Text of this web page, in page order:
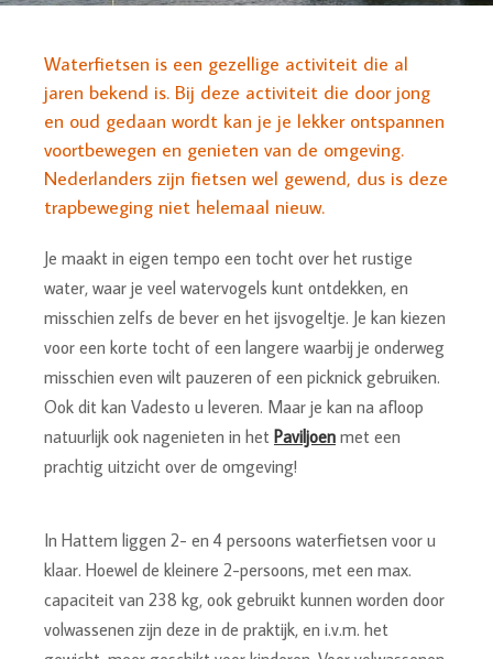
Waterfietsen is een gezellige activiteit die al
jaren bekend is. Bij deze activiteit die door jong
en oud gedaan wordt kan je je lekker ontspannen
voortbewegen en genieten van de omgeving.
Nederlanders zijn fietsen wel gewend, dus is deze
trapbeweging niet helemaal nieuw.
Je maakt in eigen tempo een tocht over het rustige
water, waar je veel watervogels kunt ontdekken, en
misschien zelfs de bever en het ijsvogeltje. Je kan kiezen
voor een korte tocht of een langere waarbij je onderweg
misschien even wilt pauzeren of een picknick gebruiken.
Ook dit kan Vadesto u leveren. Maar je kan na afloop
natuurlijk ook nagenieten in het Paviljoen met een
prachtig uitzicht over de omgeving!
In Hattem liggen 2- en 4 persoons waterfietsen voor u
klaar. Hoewel de kleinere 2-persoons, met een max.
capaciteit van 238 kg, ook gebruikt kunnen worden door
volwassenen zijn deze in de praktijk, en i.v.m. het